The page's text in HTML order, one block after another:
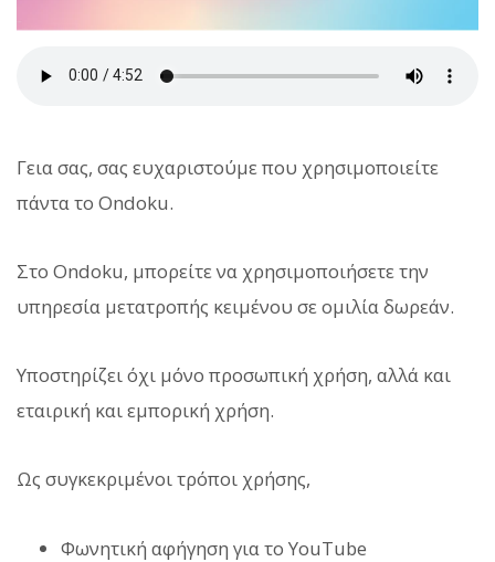
Γεια σας, σας ευχαριστούμε που χρησιμοποιείτε
πάντα το Ondoku.
Στο Ondoku, μπορείτε να χρησιμοποιήσετε την
υπηρεσία μετατροπής κειμένου σε ομιλία δωρεάν.
Υποστηρίζει όχι μόνο προσωπική χρήση, αλλά και
εταιρική και εμπορική χρήση.
Ως συγκεκριμένοι τρόποι χρήσης,
Φωνητική αφήγηση για το YouTube